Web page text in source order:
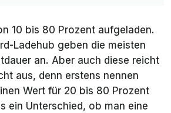
10 bis 80 Prozent aufgeladen.
Ladehub geben die meisten
an. Aber auch diese reicht
aus, denn erstens nennen
Wert für 20 bis 80 Prozent
ein Unterschied, ob man eine